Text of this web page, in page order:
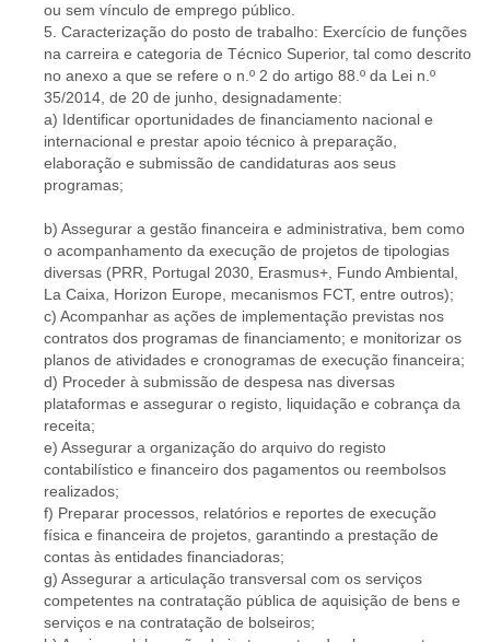
ou sem vínculo de emprego público.
5. Caracterização do posto de trabalho: Exercício de funções
na carreira e categoria de Técnico Superior, tal como descrito
no anexo a que se refere o n.º 2 do artigo 88.º da Lei n.º
35/2014, de 20 de junho, designadamente:
a) Identificar oportunidades de financiamento nacional e
internacional e prestar apoio técnico à preparação,
elaboração e submissão de candidaturas aos seus
programas;
b) Assegurar a gestão financeira e administrativa, bem como
o acompanhamento da execução de projetos de tipologias
diversas (PRR, Portugal 2030, Erasmus+, Fundo Ambiental,
La Caixa, Horizon Europe, mecanismos FCT, entre outros);
c) Acompanhar as ações de implementação previstas nos
contratos dos programas de financiamento; e monitorizar os
planos de atividades e cronogramas de execução financeira;
d) Proceder à submissão de despesa nas diversas
plataformas e assegurar o registo, liquidação e cobrança da
receita;
e) Assegurar a organização do arquivo do registo
contabilístico e financeiro dos pagamentos ou reembolsos
realizados;
f) Preparar processos, relatórios e reportes de execução
física e financeira de projetos, garantindo a prestação de
contas às entidades financiadoras;
g) Assegurar a articulação transversal com os serviços
competentes na contratação pública de aquisição de bens e
serviços e na contratação de bolseiros;